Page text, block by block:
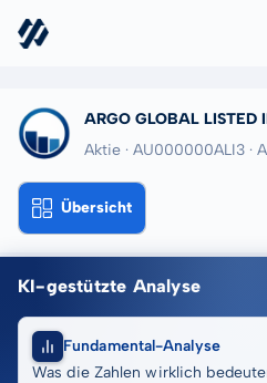
ARGO GLOBAL LISTED
Aktie · AU000000ALI3 ·
Übersicht
KI-gestützte Analyse
Fundamental-Analyse
Was die Zahlen wirklich